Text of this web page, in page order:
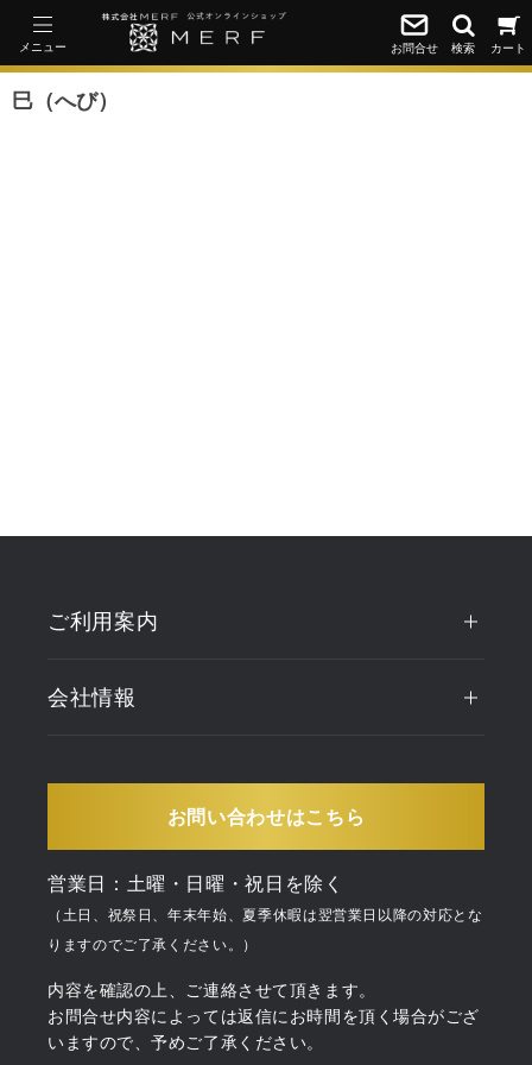
お問合せ 検索 カート
メニュー
巳（へび）
ご利用案内
会社情報
お問い合わせはこちら
営業日：土曜・日曜・祝日を除く
（土日、祝祭日、年末年始、夏季休暇は翌営業日以降の対応とな
りますのでご了承ください。）
内容を確認の上、ご連絡させて頂きます。
お問合せ内容によっては返信にお時間を頂く場合がござ
いますので、予めご了承ください。